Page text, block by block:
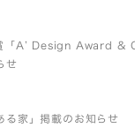
「A’ Design Award
せ
る家」掲載のお知らせ